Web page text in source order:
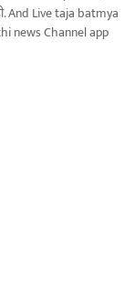
And Live taja batmya
news Channel app